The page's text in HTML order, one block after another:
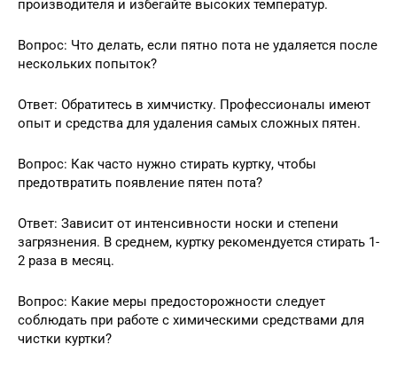
производителя и избегайте высоких температур.
Вопрос: Что делать, если пятно пота не удаляется после
нескольких попыток?
Ответ: Обратитесь в химчистку. Профессионалы имеют
опыт и средства для удаления самых сложных пятен.
Вопрос: Как часто нужно стирать куртку, чтобы
предотвратить появление пятен пота?
Ответ: Зависит от интенсивности носки и степени
загрязнения. В среднем, куртку рекомендуется стирать 1-
2 раза в месяц.
Вопрос: Какие меры предосторожности следует
соблюдать при работе с химическими средствами для
чистки куртки?